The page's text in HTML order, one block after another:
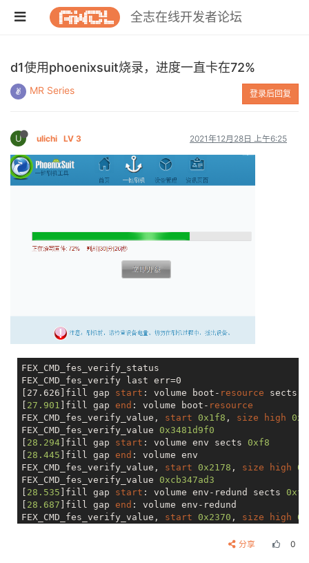
全志在线开发者论坛
d1使用phoenixsuit烧录，进度一直卡在72%
MR Series 登录后回复
U ulichi LV 3 2021年12月28日 上午6:25
FEX_CMD_fes_verify_status
FEX_CMD_fes_verify last err=0
[27.626]fill gap start : volume boot- resource sects
27.901 ]fill gap end : volume boot- resource
FEX_CMD_fes_verify_value, start 0x1f8 , size high 0x0
FEX_CMD_fes_verify_value 0x3481d9f0
28.294 ]fill gap start : volume env sects 0xf8
28.445 ]fill gap end : volume env
FEX_CMD_fes_verify_value, start 0x2178 , size high
FEX_CMD_fes_verify_value 0xcb347ad3
28.535 ]fill gap start : volume env-redund sects 0xf8
28.687 ]fill gap end : volume env-redund
FEX_CMD_fes_verify_value, start 0x2370 , size high
: volume boot sects 0x7b8
分享 0